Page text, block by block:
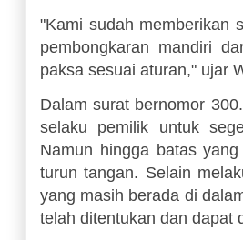
"Kami sudah memberikan
pembongkaran mandiri
paksa sesuai aturan," ujar
Dalam surat bernomor
selaku pemilik untuk
Namun hingga batas
turun tangan. Selain
yang masih berada di
telah ditentukan dan dapat